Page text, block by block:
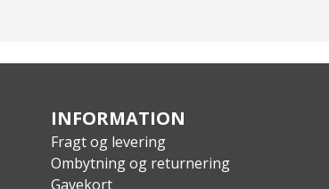
INFORMATION
Fragt og levering
Ombytning og returnering
Gavekort